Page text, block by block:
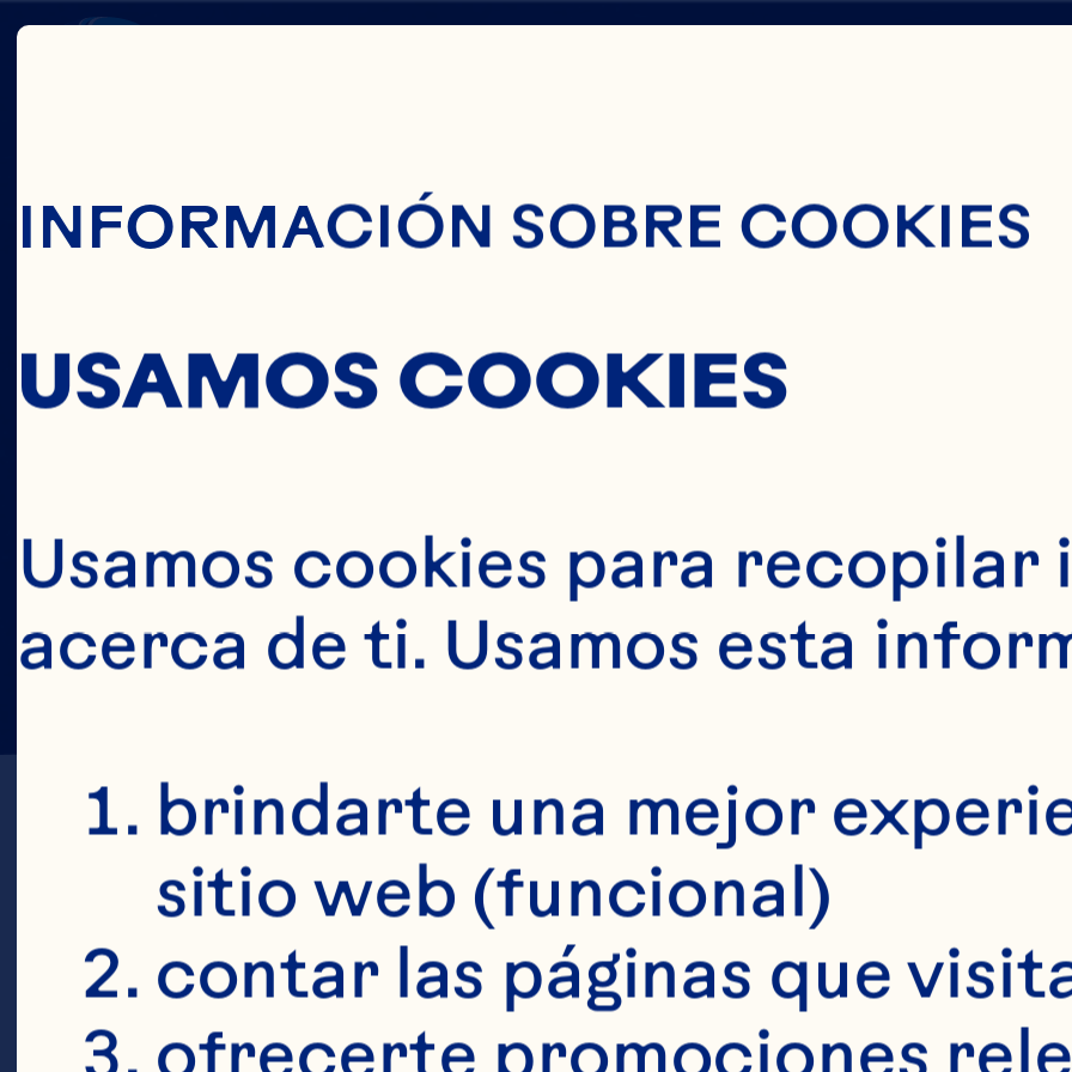
NEIL
HAMPSHIRE
INFORMACIÓN SOBRE COOKIES
USAMOS COOKIES
Usamos cookies para
acerca de ti. Usamos esta
brindarte una mejor
sitio web (funcional)
contar las páginas que
ofrecerte promociones